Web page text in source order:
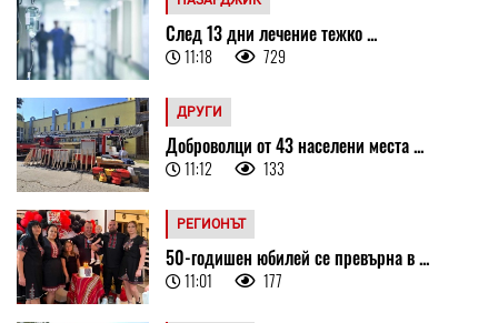
След 13 дни лечение тежко ...
11:18 729
ДРУГИ
Доброволци от 43 населени места ...
11:12 133
РЕГИОНЪТ
50-годишен юбилей се превърна в ...
11:01 177